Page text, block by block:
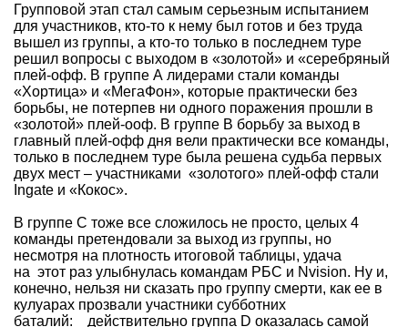
Групповой этап стал самым серьезным испытанием
для участников, кто-то к нему был готов и без труда
вышел из группы, а кто-то только в последнем туре
решил вопросы с выходом в «золотой» и «серебряный
плей-офф. В группе А лидерами стали команды
«Хортица» и «МегаФон», которые практически без
борьбы, не потерпев ни одного поражения прошли в
«золотой» плей-ооф. В группе B борьбу за выход в
главный плей-офф дня вели практически все команды,
только в последнем туре была решена судьба первых
двух мест – участниками «золотого» плей-офф стали
Ingate и «Кокос».
В группе C тоже все сложилось не просто, целых 4
команды претендовали за выход из группы, но
несмотря на плотность итоговой таблицы, удача
на этот раз улыбнулась командам РБС и Nvision. Ну и,
конечно, нельзя ни сказать про группу смерти, как ее в
кулуарах прозвали участники субботних
баталий: действительно группа D оказалась самой